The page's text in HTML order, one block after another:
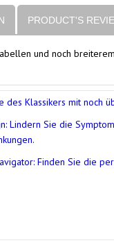
PRODUCT'S
und noch
des Klassikers mit noch
Lindern Sie die